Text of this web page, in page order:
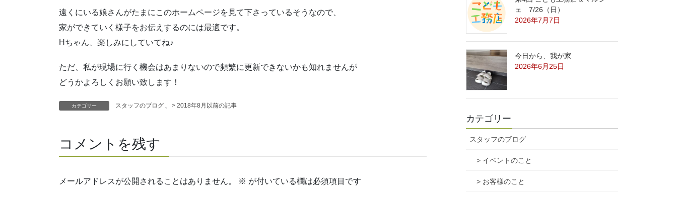
遠くにいる娘さんがたまにこのホームページを見て下さっているそうなので、
家ができていく様子をお伝えするのには最適です。
Hちゃん、楽しみにしていてね♪
ただ、私が現場に行く機会はあまりないので頻繁に更新できないかも知れませんが
どうかよろしくお願い致します！
カテゴリー スタッフのブログ 、 > 2018年8月以前の記事
コメントを残す
メールアドレスが公開されることはありません。 ※ が付いている欄は必須項目です
ェ 7/26（日）
2026年7月7日
今日から、我が家
2026年6月25日
カテゴリー
スタッフのブログ
> イベントのこと
> お客様のこと